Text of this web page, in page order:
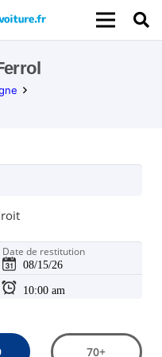
Date de restitution
70+